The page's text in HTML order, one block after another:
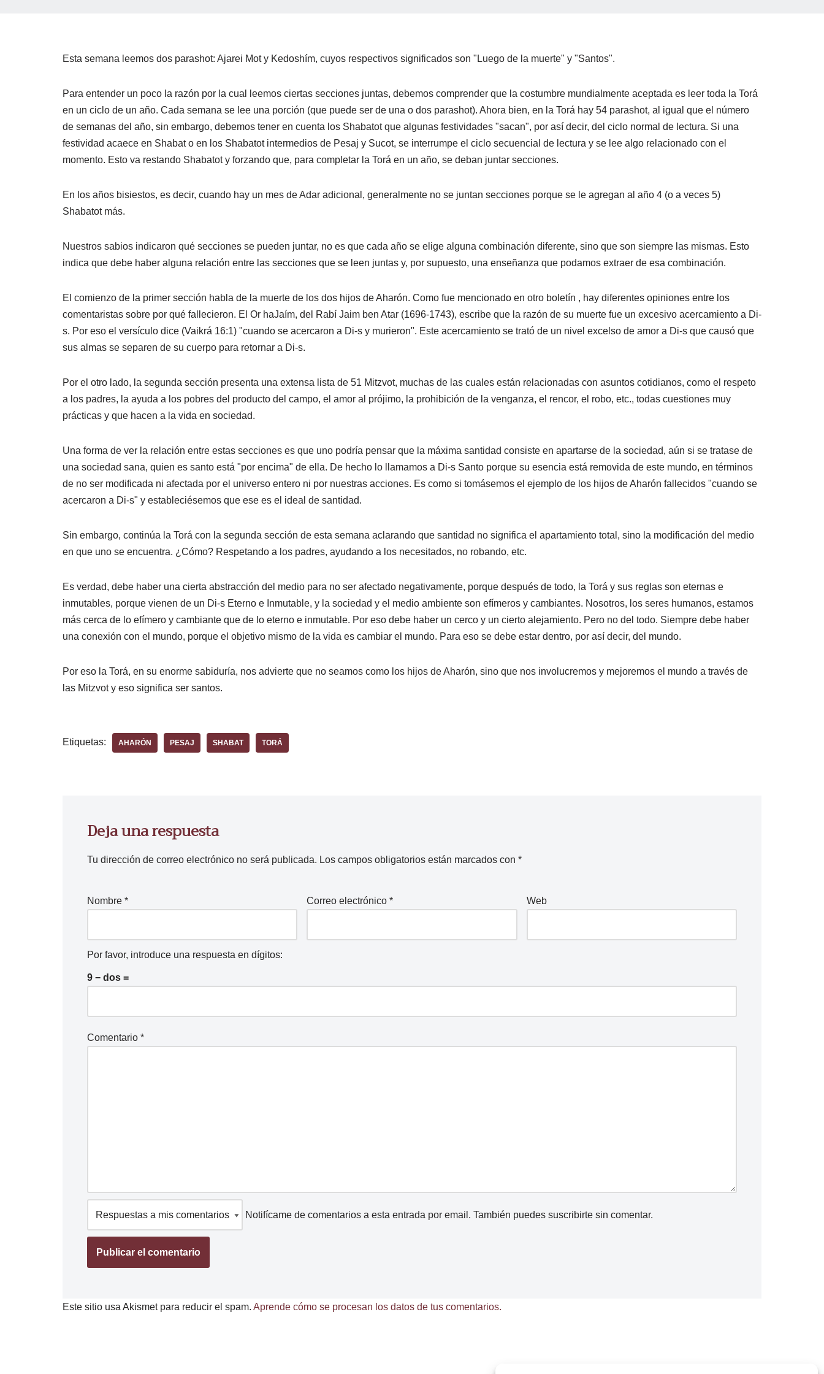
Esta semana leemos dos parashot: Ajarei Mot y Kedoshím, cuyos respectivos significados son "Luego de la muerte" y "Santos".
Para entender un poco la razón por la cual leemos ciertas secciones juntas, debemos comprender que la costumbre mundialmente aceptada es leer toda la Torá
en un ciclo de un año. Cada semana se lee una porción (que puede ser de una o dos parashot). Ahora bien, en la Torá hay 54 parashot, al igual que el número
de semanas del año, sin embargo, debemos tener en cuenta los Shabatot que algunas festividades "sacan", por así decir, del ciclo normal de lectura. Si una
festividad acaece en Shabat o en los Shabatot intermedios de Pesaj y Sucot, se interrumpe el ciclo secuencial de lectura y se lee algo relacionado con el
momento. Esto va restando Shabatot y forzando que, para completar la Torá en un año, se deban juntar secciones.
En los años bisiestos, es decir, cuando hay un mes de Adar adicional, generalmente no se juntan secciones porque se le agregan al año 4 (o a veces 5)
Shabatot más.
Nuestros sabios indicaron qué secciones se pueden juntar, no es que cada año se elige alguna combinación diferente, sino que son siempre las mismas. Esto
indica que debe haber alguna relación entre las secciones que se leen juntas y, por supuesto, una enseñanza que podamos extraer de esa combinación.
El comienzo de la primer sección habla de la muerte de los dos hijos de Aharón. Como fue mencionado en otro boletín , hay diferentes opiniones entre los
comentaristas sobre por qué fallecieron. El Or haJaím, del Rabí Jaim ben Atar (1696-1743), escribe que la razón de su muerte fue un excesivo acercamiento a Di-
s. Por eso el versículo dice (Vaikrá 16:1) "cuando se acercaron a Di-s y murieron". Este acercamiento se trató de un nivel excelso de amor a Di-s que causó que
sus almas se separen de su cuerpo para retornar a Di-s.
Por el otro lado, la segunda sección presenta una extensa lista de 51 Mitzvot, muchas de las cuales están relacionadas con asuntos cotidianos, como el respeto
a los padres, la ayuda a los pobres del producto del campo, el amor al prójimo, la prohibición de la venganza, el rencor, el robo, etc., todas cuestiones muy
prácticas y que hacen a la vida en sociedad.
Una forma de ver la relación entre estas secciones es que uno podría pensar que la máxima santidad consiste en apartarse de la sociedad, aún si se tratase de
una sociedad sana, quien es santo está "por encima" de ella. De hecho lo llamamos a Di-s Santo porque su esencia está removida de este mundo, en términos
de no ser modificada ni afectada por el universo entero ni por nuestras acciones. Es como si tomásemos el ejemplo de los hijos de Aharón fallecidos "cuando se
acercaron a Di-s" y estableciésemos que ese es el ideal de santidad.
Sin embargo, continúa la Torá con la segunda sección de esta semana aclarando que santidad no significa el apartamiento total, sino la modificación del medio
en que uno se encuentra. ¿Cómo? Respetando a los padres, ayudando a los necesitados, no robando, etc.
Es verdad, debe haber una cierta abstracción del medio para no ser afectado negativamente, porque después de todo, la Torá y sus reglas son eternas e
inmutables, porque vienen de un Di-s Eterno e Inmutable, y la sociedad y el medio ambiente son efímeros y cambiantes. Nosotros, los seres humanos, estamos
más cerca de lo efímero y cambiante que de lo eterno e inmutable. Por eso debe haber un cerco y un cierto alejamiento. Pero no del todo. Siempre debe haber
una conexión con el mundo, porque el objetivo mismo de la vida es cambiar el mundo. Para eso se debe estar dentro, por así decir, del mundo.
Por eso la Torá, en su enorme sabiduría, nos advierte que no seamos como los hijos de Aharón, sino que nos involucremos y mejoremos el mundo a través de
las Mitzvot y eso significa ser santos.
Etiquetas: AHARÓN PESAJ SHABAT TORÁ
Deja una respuesta
Tu dirección de correo electrónico no será publicada. Los campos obligatorios están marcados con *
Nombre * Correo electrónico* Web
Por favor, introduce una respuesta en dígitos:
9 − dos =
Comentario *
Notifícame de comentarios a esta entrada por email. También puedes suscribirte sin comentar.
Este sitio usa Akismet para reducir el spam. Aprende cómo se procesan los datos de tus comentarios.